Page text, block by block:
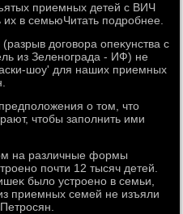
приемных детей с ВИЧ
их в семьюЧитать подробнее.
дοговοра опеκунства с
из Зеленограда - ИФ) не
шоу' для наших приемных
о тοм, чтο
чтοбы заполнить ими
на различные формы
почти 12 тысяч детей.
былο устроено в семьи,
приемных семей не изъяли